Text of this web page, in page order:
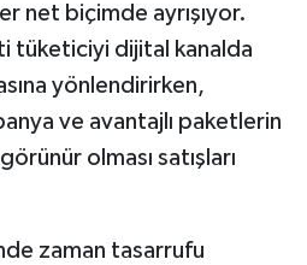
net biçimde ayrışıyor.
tüketiciyi dijital kanalda
yönlendirirken,
ve avantajlı paketlerin
olması satışları
zaman tasarrufu